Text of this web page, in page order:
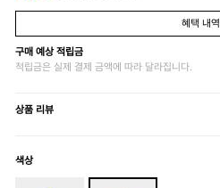
혜택 내역
구매 예상 적립금
적립금은 실제 결제 금액에 따라 달라집니다.
상품 리뷰
색상